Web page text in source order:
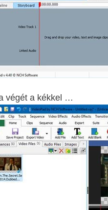
végét a kékkel …